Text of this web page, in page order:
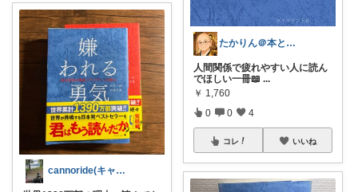
cannoride(キャのライド)
たかりん＠本と灯りと仏様のある暮らし
人間関係で疲れやすい人に読ん
でほしい一冊📖 ...
￥ 1,760
0 0 4
コレ いいね